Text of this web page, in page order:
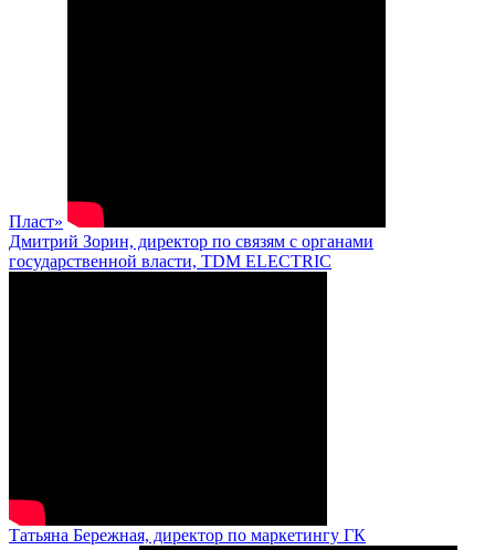
Пласт»
Дмитрий Зорин, директор по связям с органами
государственной власти, TDM ELECTRIC
Татьяна Бережная, директор по маркетингу ГК